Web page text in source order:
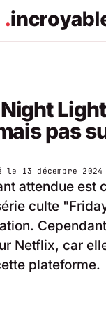
pas
le 13 décembre
attendue est
culte
Netflix, car
plateforme.